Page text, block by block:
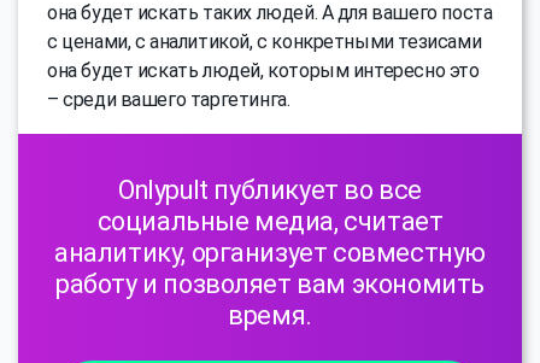
она будет искать таких людей. А для вашего поста
с ценами, с аналитикой, с конкретными тезисами
она будет искать людей, которым интересно это
– среди вашего таргетинга.
Onlypult публикует во все
социальные медиа, считает
аналитику, организует совместную
работу и позволяет вам экономить
время.